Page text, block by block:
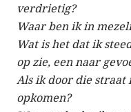
verdrietig?
Waar ben ik in
Wat is het dat ik
op zie, een naar
Als ik door die
opkomen?